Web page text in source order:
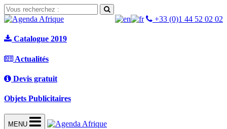
+33 (0)1 44 52 02 02
Catalogue 2019
Actualités
Devis gratuit
Objets Publicitaires
MENU